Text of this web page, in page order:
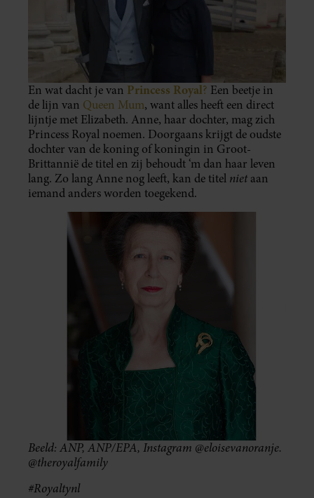
En wat dacht je van Princess Royal? Een beetje in
de lijn van Queen Mum, want alles heeft een direct
lijntje met Elizabeth. Anne, haar dochter, mag zich
Princess Royal noemen. Doorgaans krijgt de oudste
dochter van de koning of koningin in Groot-
Brittannië de titel en zij behoudt ‘m dan haar leven
lang. Zo lang Anne nog leeft, kan de titel nietaan
iemand anders worden toegekend.
Beeld: ANP, ANP/EPA, Instagram @eloisevanoranje.
@theroyalfamily
#Royaltynl